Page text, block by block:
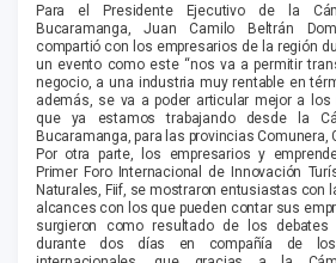
Para el Presidente Ejecutivo de la
Bucaramanga, Juan Camilo Beltrán
compartió con los empresarios de la región
un evento como este “nos va a permitir
negocio, a una industria muy rentable en
además, se va a poder articular mejor a
que ya estamos trabajando desde la
Bucaramanga, para las provincias Comunera,
Por otra parte, los empresarios y
Primer Foro Internacional de Innovación
Naturales, Fiif, se mostraron entusiastas con
alcances con los que pueden contar sus
surgieron como resultado de los
durante dos días en compañía de